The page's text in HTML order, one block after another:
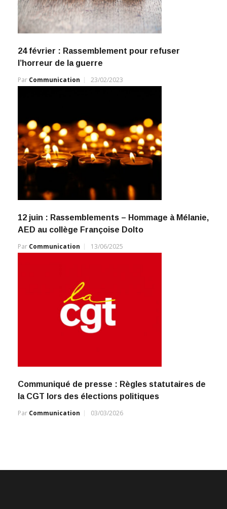
24 février : Rassemblement pour refuser
l’horreur de la guerre
Par Communication 23/02/2023
12 juin : Rassemblements – Hommage à Mélanie,
AED au collège Françoise Dolto
Par Communication 13/06/2025
Communiqué de presse : Règles statutaires de
la CGT lors des élections politiques
Par Communication 03/03/2026